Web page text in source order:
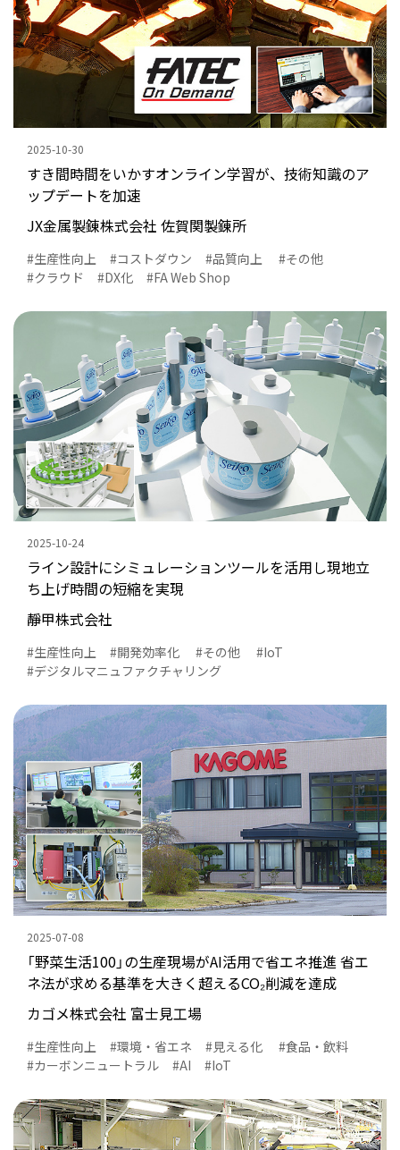
2025-10-30
すき間時間をいかすオンライン学習が、技術知識のア
ップデートを加速
JX金属製錬株式会社 佐賀関製錬所
生産性向上 コストダウン 品質向上
その他
クラウド
DX化 FA Web Shop
2025-10-24
ライン設計にシミュレーションツールを活用し現地立
ち上げ時間の短縮を実現
靜甲株式会社
生産性向上 開発効率化 その他
IoT
デジタルマニュファクチャリング
2025-07-08
「野菜生活100」の生産現場がAI活用で省エネ推進 省エ
ネ法が求める基準を大きく超えるCO₂削減を達成
カゴメ株式会社 富士見工場
生産性向上 環境・省エネ 見える化
食品・飲料
カーボンニュートラル
AI IoT